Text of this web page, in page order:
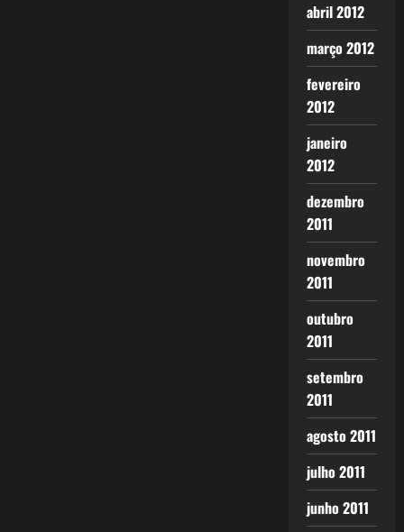
abril 2012
março 2012
fevereiro
2012
janeiro
2012
dezembro
2011
novembro
2011
outubro
2011
setembro
2011
agosto 2011
julho 2011
junho 2011